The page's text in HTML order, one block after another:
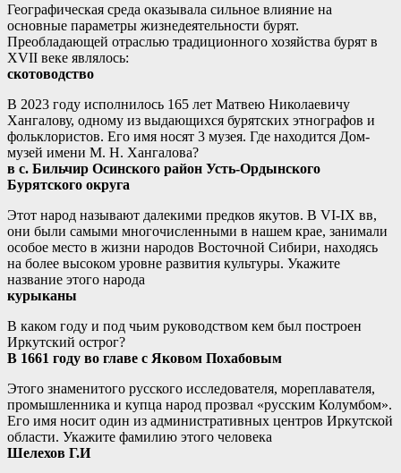
Географическая среда оказывала сильное влияние на
основные параметры жизнедеятельности бурят.
Преобладающей отраслью традиционного хозяйства бурят в
XVII веке являлось:
скотоводство
В 2023 году исполнилось 165 лет Матвею Николаевичу
Хангалову, одному из выдающихся бурятских этнографов и
фольклористов. Его имя носят 3 музея. Где находится Дом-
музей имени М. Н. Хангалова?
в с. Бильчир Осинского район Усть-Ордынского
Бурятского округа
Этот народ называют далекими предков якутов. В VI-IX вв,
они были самыми многочисленными в нашем крае, занимали
особое место в жизни народов Восточной Сибири, находясь
на более высоком уровне развития культуры. Укажите
название этого народа
курыканы
В каком году и под чьим руководством кем был построен
Иркутский острог?
В 1661 году во главе с Яковом Похабовым
Этого знаменитого русского исследователя, мореплавателя,
промышленника и купца народ прозвал «русским Колумбом».
Его имя носит один из административных центров Иркутской
области. Укажите фамилию этого человека
Шелехов Г.И